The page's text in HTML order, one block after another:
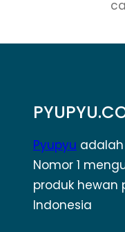
Pyupyu
Nomor 1
produk hewan
Indonesia